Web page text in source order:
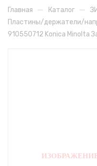
Главная — Каталог —
Пластины/держатели/
910550712 Konica Minolta